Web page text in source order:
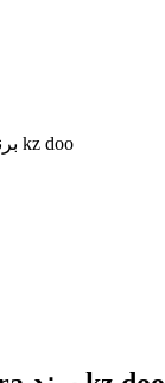
قاب شفاف s24 ultra برند kz doo